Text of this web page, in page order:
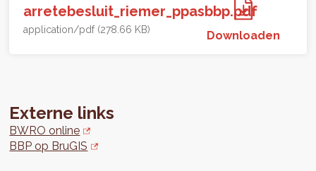
arretebesluit_riemer_ppasbbp.pdf
application/pdf (278.66 KB) Downloaden
Externe links
BWRO online
BBP op BruGIS